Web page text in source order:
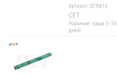
Артикул: CET6615
CET
Наличие: заказ 5-10
дней